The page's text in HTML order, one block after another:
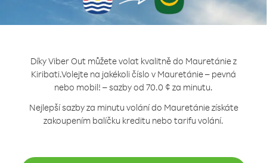
Díky Viber Out můžete volat kvalitně do Mauretánie z
Kiribati.Volejte na jakékoli číslo v Mauretánie – pevná
nebo mobil! – sazby od 70.0 ¢ za minutu.
Nejlepší sazby za minutu volání do Mauretánie získáte
zakoupením balíčku kreditu nebo tarifu volání.